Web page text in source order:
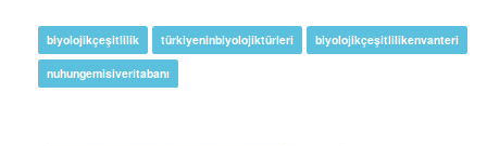
biyolojikçeşitlilik türkiyeninbiyolojiktürleri biyolojikçeşitlilikenvanteri
nuhungemisiveritabanı